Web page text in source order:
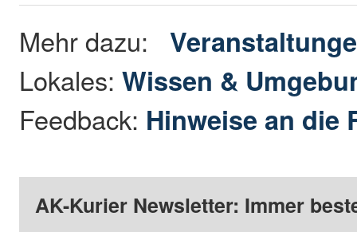
Mehr dazu:
Lokales:Wissen &
Feedback: Hinweise an die
AK-Kurier Newsletter: Immer